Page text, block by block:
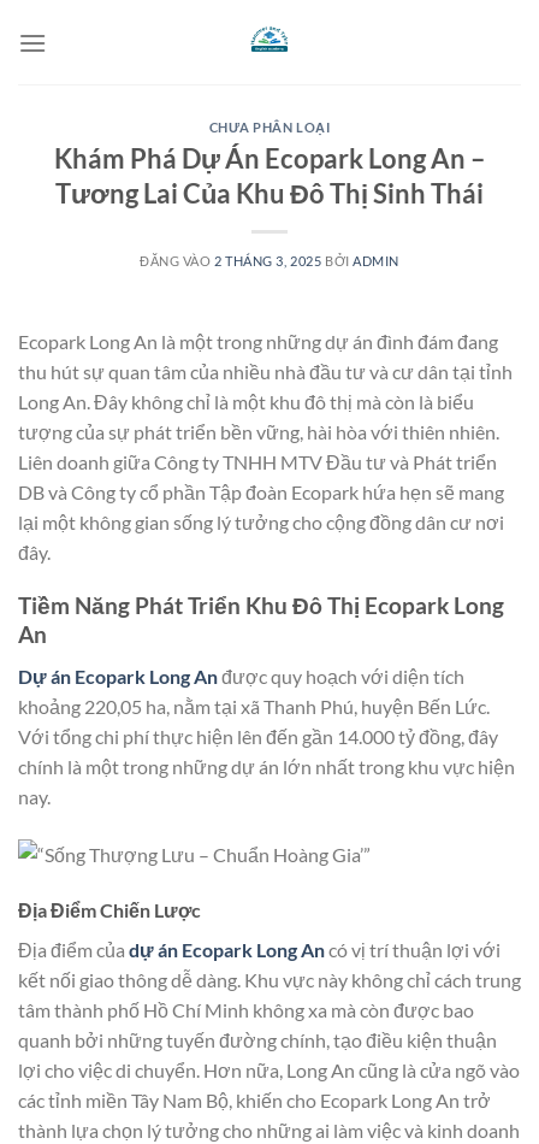
qua
CHƯA PHÂN LOẠI
Khám Phá Dự Án Ecopark Long An –
Tương Lai Của Khu Đô Thị Sinh Thái
ĐĂNG VÀO 2 THÁNG 3, 2025 BỞI ADMIN
Ecopark Long An là một trong những dự án đình đám đang
thu hút sự quan tâm của nhiều nhà đầu tư và cư dân tại tỉnh
Long An. Đây không chỉ là một khu đô thị mà còn là biểu
tượng của sự phát triển bền vững, hài hòa với thiên nhiên.
Liên doanh giữa Công ty TNHH MTV Đầu tư và Phát triển
DB và Công ty cổ phần Tập đoàn Ecopark hứa hẹn sẽ mang
lại một không gian sống lý tưởng cho cộng đồng dân cư nơi
đây.
Tiềm Năng Phát Triển Khu Đô Thị Ecopark Long
An
Dự án Ecopark Long Anđược quy hoạch với diện tích
khoảng 220,05 ha, nằm tại xã Thanh Phú, huyện Bến Lức.
Với tổng chi phí thực hiện lên đến gần 14.000 tỷ đồng, đây
chính là một trong những dự án lớn nhất trong khu vực hiện
nay.
Địa Điểm Chiến Lược
Địa điểm của dự án Ecopark Long Ancó vị trí thuận lợi với
kết nối giao thông dễ dàng. Khu vực này không chỉ cách trung
tâm thành phố Hồ Chí Minh không xa mà còn được bao
quanh bởi những tuyến đường chính, tạo điều kiện thuận
lợi cho việc di chuyển. Hơn nữa, Long An cũng là cửa ngõ vào
các tỉnh miền Tây Nam Bộ, khiến cho Ecopark Long An trở
thành lựa chọn lý tưởng cho những ai làm việc và kinh doanh